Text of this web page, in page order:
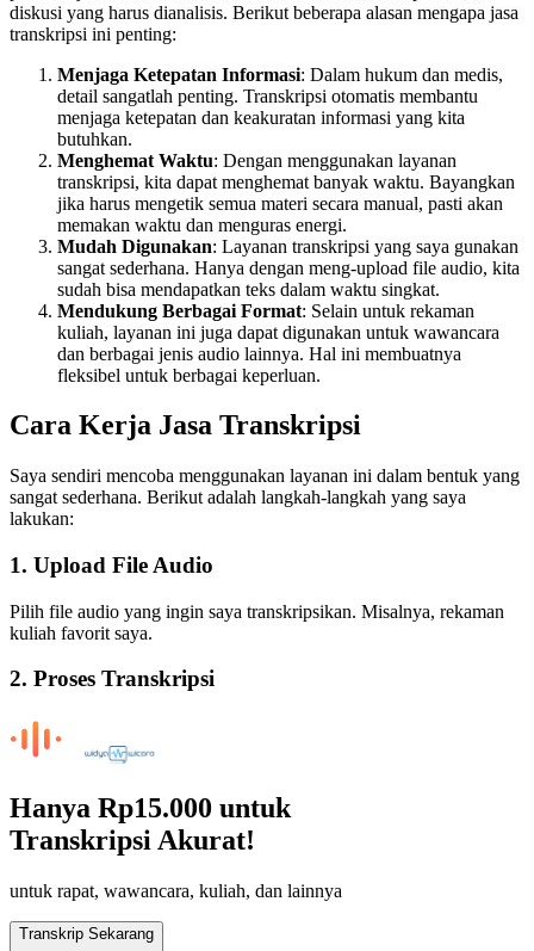
diskusi yang harus dianalisis. Berikut beberapa alasan mengapa jasa
transkripsi ini penting:
Menjaga Ketepatan Informasi: Dalam hukum dan medis,
detail sangatlah penting. Transkripsi otomatis membantu
menjaga ketepatan dan keakuratan informasi yang kita
butuhkan.
Menghemat Waktu: Dengan menggunakan layanan
transkripsi, kita dapat menghemat banyak waktu. Bayangkan
jika harus mengetik semua materi secara manual, pasti akan
memakan waktu dan menguras energi.
Mudah Digunakan: Layanan transkripsi yang saya gunakan
sangat sederhana. Hanya dengan meng-upload file audio, kita
sudah bisa mendapatkan teks dalam waktu singkat.
Mendukung Berbagai Format: Selain untuk rekaman
kuliah, layanan ini juga dapat digunakan untuk wawancara
dan berbagai jenis audio lainnya. Hal ini membuatnya
fleksibel untuk berbagai keperluan.
Cara Kerja Jasa Transkripsi
Saya sendiri mencoba menggunakan layanan ini dalam bentuk yang
sangat sederhana. Berikut adalah langkah-langkah yang saya
lakukan:
1. Upload File Audio
Pilih file audio yang ingin saya transkripsikan. Misalnya, rekaman
kuliah favorit saya.
2. Proses Transkripsi
Hanya Rp15.000 untuk
Transkripsi Akurat!
untuk rapat, wawancara, kuliah, dan lainnya
Transkrip Sekarang